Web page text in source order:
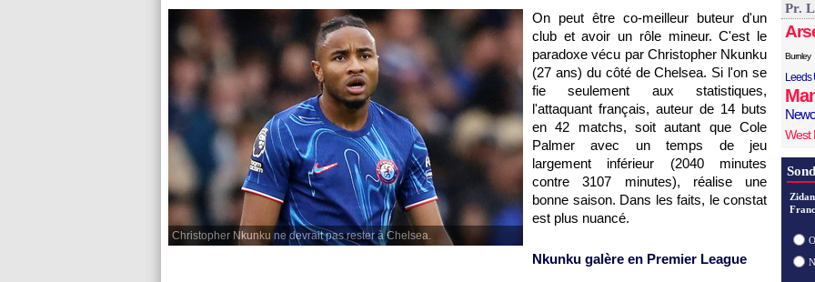
Christopher Nkunku ne devrait pas rester à Chelsea.
On peut être co-meilleur buteur d'un
club et avoir un rôle mineur. C'est le
paradoxe vécu par Christopher Nkunku
(27 ans) du côté de Chelsea. Si l'on se
fie seulement aux statistiques,
l'attaquant français, auteur de 14 buts
en 42 matchs, soit autant que Cole
Palmer avec un temps de jeu
largement inférieur (2040 minutes
contre 3107 minutes), réalise une
bonne saison. Dans les faits, le constat
est plus nuancé.
Nkunku galère en Premier League
Pr.
Burnley
Leeds
West